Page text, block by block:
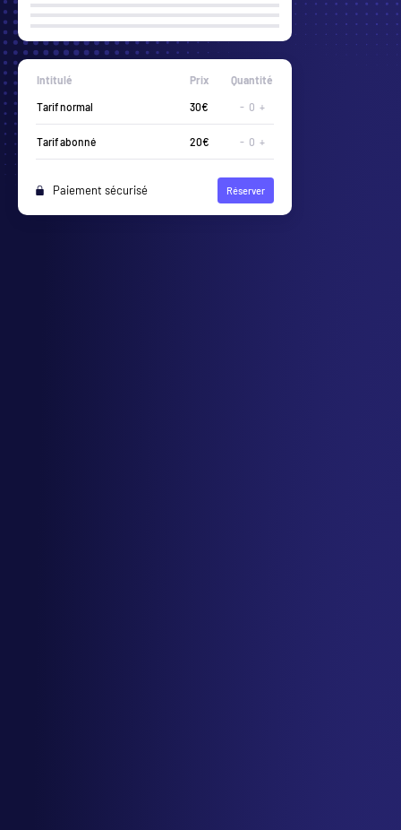
Intitulé Prix Quantité
- 0 +
- 0 +
Paiement sécurisé Réserver